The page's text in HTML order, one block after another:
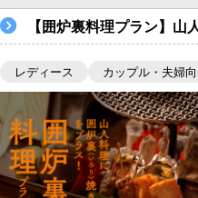
【囲炉裏料理プラン】
レディース カップル・夫婦